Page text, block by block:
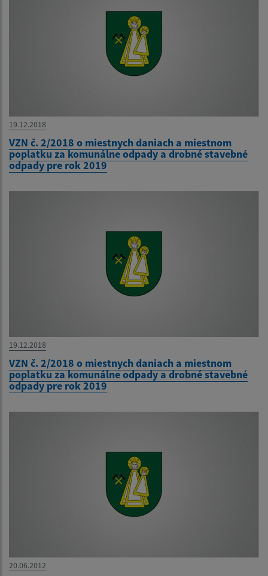
19.12.2018
VZN č. 2/2018 o miestnych daniach a miestnom
poplatku za komunálne odpady a drobné stavebné
odpady pre rok 2019
19.12.2018
VZN č. 2/2018 o miestnych daniach a miestnom
poplatku za komunálne odpady a drobné stavebné
odpady pre rok 2019
20.06.2012